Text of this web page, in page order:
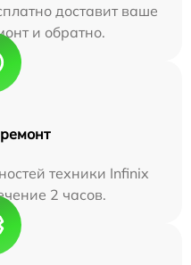
доставит ваше
и обратно.
техники Infinix
2 часов.